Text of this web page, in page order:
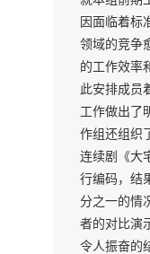
因面临着标
领域的竞争
的工作效率
此安排成员
工作做出了
作组还组织
连续剧《大
行编码，结
分之一的情
者的对比演
令人振奋的